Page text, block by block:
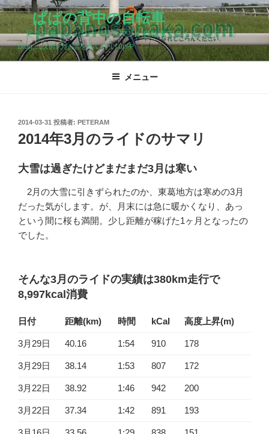
コ
ン
テ
ン
ツ
ぱぱの背中の自転車
定年が近くなったサラリーマンが自転車でダイエットをする
blog…以前のお話を追いかけup中
メニュー
投
稿
日:
2014-03-31 投稿者: PETERAM
2014年3月のライドのサマリ
大雪は過ぎたけどまだまだ3月は寒い
2月の大雪に引きずられたのか、東葛地方は寒めの3月
だった気がします。が、月末には急に暖かくなり、あっ
という間に桜も満開。少し距離が稼げた1ヶ月となったの
でした。
そんな3月のライドの実績は380km走行で
8,997kcal消費
日付 距離(km) 時間 kCal 高度上昇(m)
3月29日 40.16 1:54 910 178
3月29日 38.14 1:53 807 172
3月22日 38.92 1:46 942 200
3月22日 37.34 1:42 891 193